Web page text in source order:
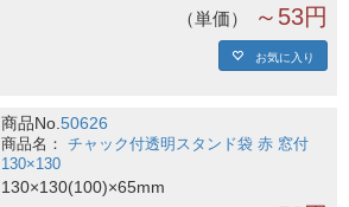
単価 ～53円
お気に入り
商品No.50626
チャック付透明スタンド袋 赤 窓付
130×130
130×130(100)×65mm